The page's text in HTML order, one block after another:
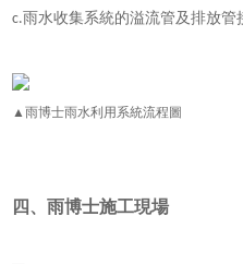
c.雨水收集系統的溢流管及排放管
▲雨博士雨水利用系統流程 圖
四、雨博士施工現場